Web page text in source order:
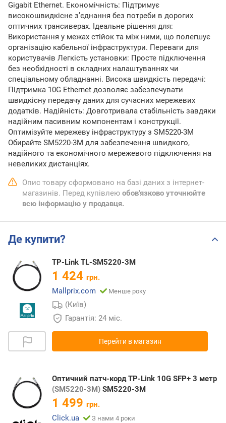
Gigabit Ethernet. Економічність: Підтримує
високошвидкісне з’єднання без потреби в дорогих
оптичних трансиверах. Ідеальне рішення для:
Використання у межах стійок та між ними, що полегшує
організацію кабельної інфраструктури. Переваги для
користувачів Легкість установки: Просте підключення
без необхідності в складних налаштуваннях чи
спеціальному обладнанні. Висока швидкість передачі:
Підтримка 10G Ethernet дозволяє забезпечувати
швидкісну передачу даних для сучасних мережевих
додатків. Надійність: Довготривала стабільність завдяки
надійним пасивним компонентам і конструкції.
Оптимізуйте мережеву інфраструктуру з SM5220-3M
Обирайте SM5220-3M для забезпечення швидкого,
надійного та економічного мережевого підключення на
невеликих дистанціях.
Опис товару сформовано на базі даних з інтернет-
магазинів. Перед купівлею обов'язково уточнюйте
всю інформацію у продавця.
Де купити?
TP-Link TL-SM5220-3M
1 424 грн.
Mallprix.com
Менше року
(Київ)
Гарантія: 24 міс.
Перейти в магазин
Оптичний патч-корд TP-Link 10G SFP+ 3 метр
(SM5220-3M) SM5220-3M
1 499 грн.
Click.ua
З нами 4 роки